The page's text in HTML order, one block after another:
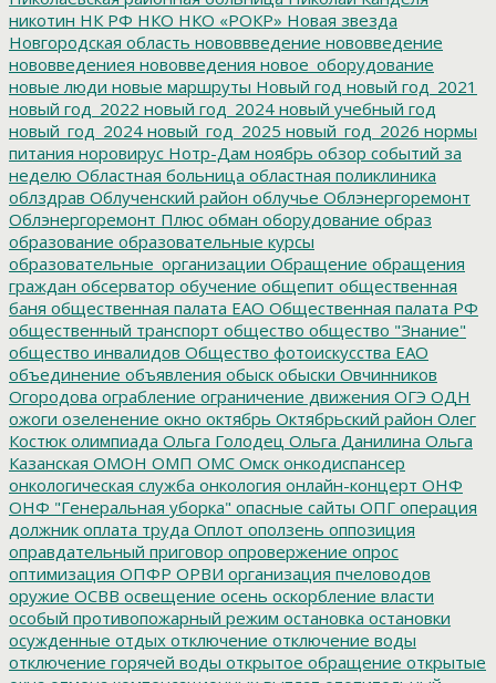
никотин НК РФ НКО НКО «РОКР» Новая звезда
Новгородская область нововвведение нововведение
нововведениея нововведения новое_оборудование
новые люди новые маршруты Новый год новый год_2021
новый год_2022 новый год_2024 новый учебный год
новый_год_2024 новый_год_2025 новый_год_2026 нормы
питания норовирус Нотр-Дам ноябрь обзор событий за
неделю Областная больница областная поликлиника
облздрав Облученский район облучье Облэнергоремонт
Облэнергоремонт Плюс обман оборудование образ
образование образовательные курсы
образовательные_организации Обращение обращения
граждан обсерватор обучение общепит общественная
баня общественная палата ЕАО Общественная палата РФ
общественный транспорт общество общество "Знание"
общество инвалидов Общество фотоискусства ЕАО
объединение объявления обыск обыски Овчинников
Огородова ограбление ограничение движения ОГЭ ОДН
ожоги озеленение окно октябрь Октябрьский район Олег
Костюк олимпиада Ольга Голодец Ольга Данилина Ольга
Казанская ОМОН ОМП ОМС Омск онкодиспансер
онкологическая служба онкология онлайн-концерт ОНФ
ОНФ "Генеральная уборка" опасные сайты ОПГ операция
должник оплата труда Оплот оползень оппозиция
оправдательный приговор опровержение опрос
оптимизация ОПФР ОРВИ организация пчеловодов
оружие ОСВВ освещение осень оскорбление власти
особый противопожарный режим остановка остановки
осужденные отдых отключение отключение воды
отключение горячей воды открытое обращение открытые